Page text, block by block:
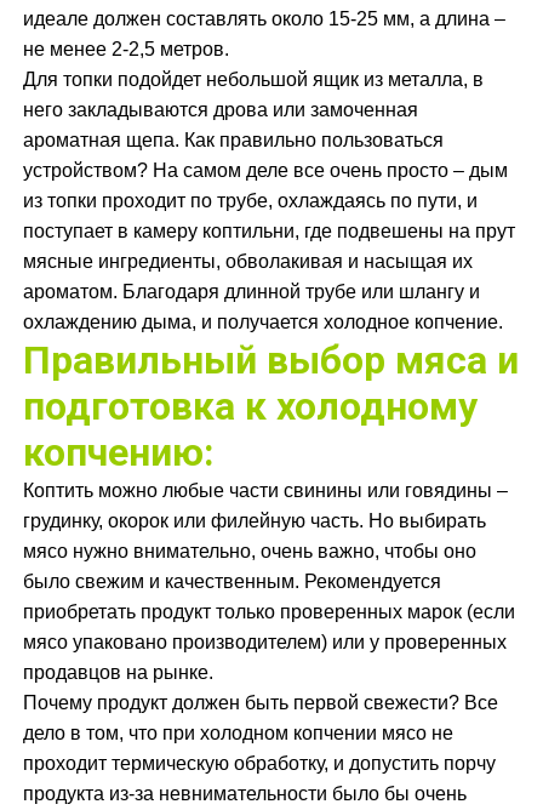
идеале должен составлять около 15-25 мм, а длина –
не менее 2-2,5 метров.
Для топки подойдет небольшой ящик из металла, в
него закладываются дрова или замоченная
ароматная щепа. Как правильно пользоваться
устройством? На самом деле все очень просто – дым
из топки проходит по трубе, охлаждаясь по пути, и
поступает в камеру коптильни, где подвешены на прут
мясные ингредиенты, обволакивая и насыщая их
ароматом. Благодаря длинной трубе или шлангу и
охлаждению дыма, и получается холодное копчение.
Правильный выбор мяса и
подготовка к холодному
копчению:
Коптить можно любые части свинины или говядины –
грудинку, окорок или филейную часть. Но выбирать
мясо нужно внимательно, очень важно, чтобы оно
было свежим и качественным. Рекомендуется
приобретать продукт только проверенных марок (если
мясо упаковано производителем) или у проверенных
продавцов на рынке.
Почему продукт должен быть первой свежести? Все
дело в том, что при холодном копчении мясо не
проходит термическую обработку, и допустить порчу
продукта из-за невнимательности было бы очень